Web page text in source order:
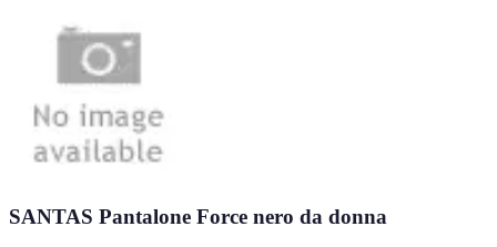
SANTAS Pantalone Force nero da donna